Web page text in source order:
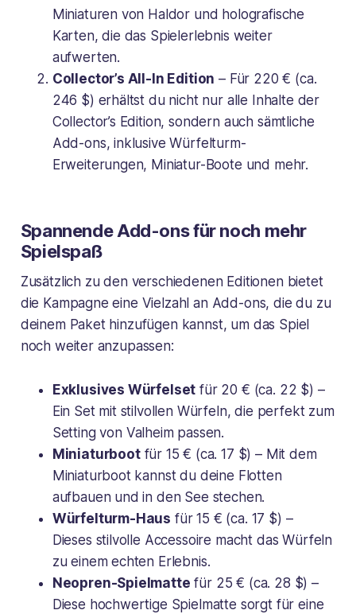
Miniaturen von Haldor und holografische
Karten, die das Spielerlebnis weiter
aufwerten.
Collector’s All-In Edition – Für 220 € (ca.
246 $) erhältst du nicht nur alle Inhalte der
Collector’s Edition, sondern auch sämtliche
Add-ons, inklusive Würfelturm-
Erweiterungen, Miniatur-Boote und mehr.
Spannende Add-ons für noch mehr
Spielspaß
Zusätzlich zu den verschiedenen Editionen bietet
die Kampagne eine Vielzahl an Add-ons, die du zu
deinem Paket hinzufügen kannst, um das Spiel
noch weiter anzupassen:
Exklusives Würfelset für 20 € (ca. 22 $) –
Ein Set mit stilvollen Würfeln, die perfekt zum
Setting von Valheimpassen.
Miniaturbootfür 15 € (ca. 17 $) – Mit dem
Miniaturboot kannst du deine Flotten
aufbauen und in den See stechen.
Würfelturm-Haus für 15 € (ca. 17 $) –
Dieses stilvolle Accessoire macht das Würfeln
zu einem echten Erlebnis.
Neopren-Spielmatte für 25 € (ca. 28 $) –
Diese hochwertige Spielmatte sorgt für eine